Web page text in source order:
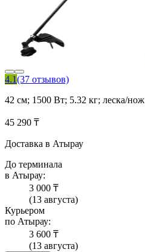
4.1(37 отзывов)
42 см; 1500 Вт; 5.32 кг; леска/нож
45 290 ₸
Доставка в Атырау
До терминала
в Атырау:
3 000 ₸
(13 августа)
Курьером
по Атырау:
3 600 ₸
(13 августа)